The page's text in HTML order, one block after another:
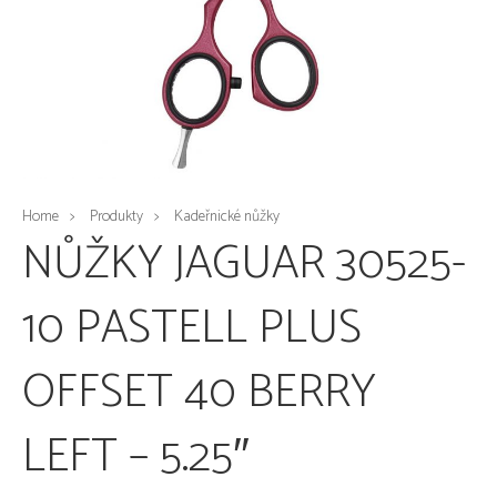
Home Produkty Kadeřnické nůžky
NŮŽKY JAGUAR 30525-
10 PASTELL PLUS
OFFSET 40 BERRY
LEFT – 5.25″